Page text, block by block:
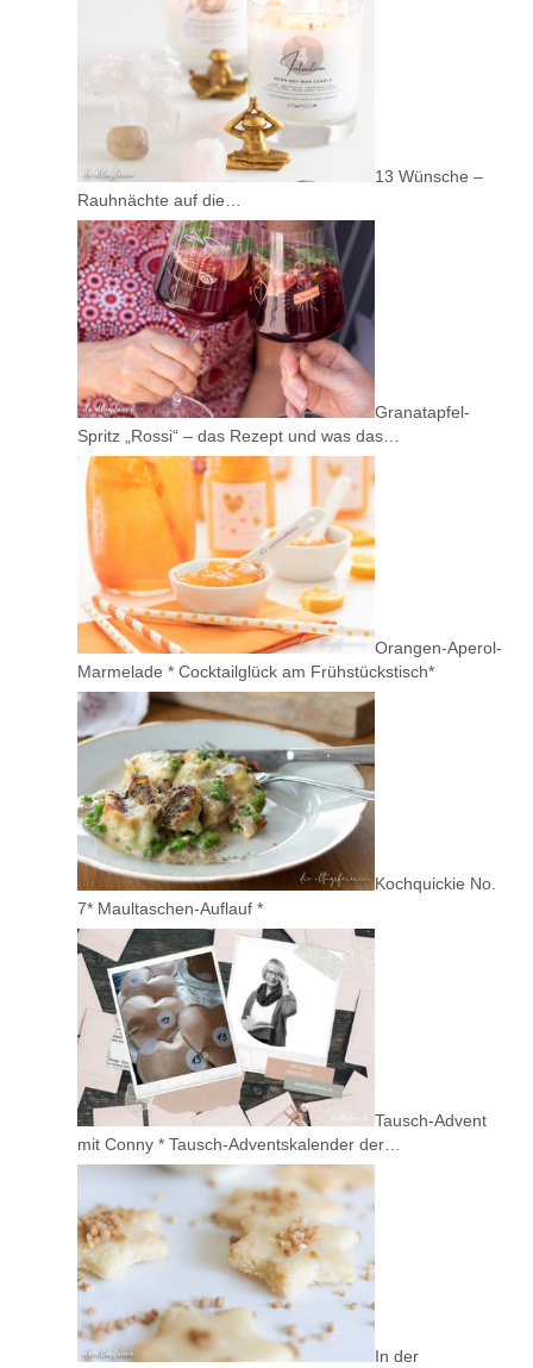
13 Wünsche –
Rauhnächte auf die…
Granatapfel-
Spritz „Rossi“ – das Rezept und was das…
Orangen-Aperol-
Marmelade * Cocktailglück am Frühstückstisch*
Kochquickie No.
7* Maultaschen-Auflauf *
Tausch-Advent
mit Conny * Tausch-Adventskalender der…
In der